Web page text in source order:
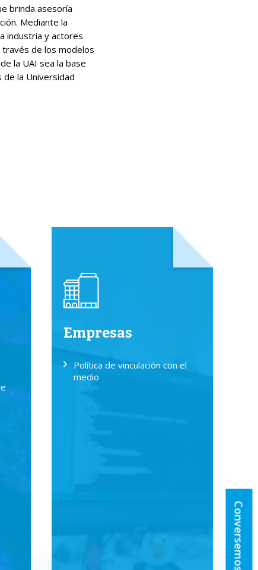
Conversemos
brinda asesoría
Mediante la
industria y actores
través de los modelos
la UAI sea la base
de la Universidad
Empresas
Política de vinculación con el
medio